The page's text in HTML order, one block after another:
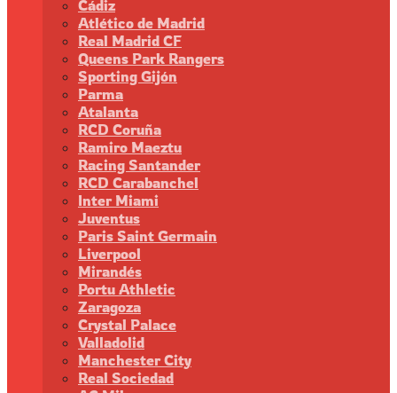
Cádiz
Atlético de Madrid
Real Madrid CF
Queens Park Rangers
Sporting Gijón
Parma
Atalanta
RCD Coruña
Ramiro Maeztu
Racing Santander
RCD Carabanchel
Inter Miami
Juventus
Paris Saint Germain
Liverpool
Mirandés
Portu Athletic
Zaragoza
Crystal Palace
Valladolid
Manchester City
Real Sociedad